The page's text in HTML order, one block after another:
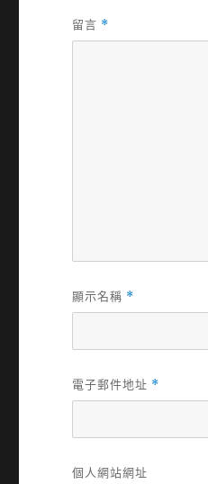
留言 *
顯示名稱 *
電子郵件地址 *
個人網站網址